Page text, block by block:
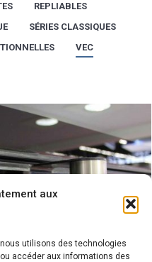
aux
utilisons des technologies
accéder aux informations des
REPLIABLES
SÉRIES CLASSIQUES
VEC